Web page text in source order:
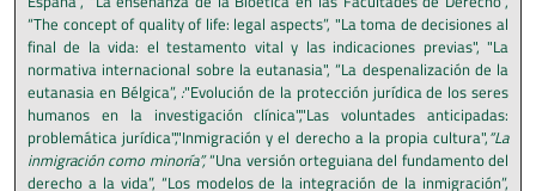
“The concept of quality of life: legal aspects”, "La toma de decisiones al
final de la vida: el testamento vital y las indicaciones previas", "La
normativa internacional sobre la eutanasia", “La despenalización de la
eutanasia en Bélgica”, :"Evolución de la protección jurídica de los seres
humanos en la investigación clínica","Las voluntades anticipadas:
problemática jurídica","Inmigración y el derecho a la propia cultura",“La
inmigración como minoría”,“Una versión orteguiana del fundamento del
derecho a la vida”, “Los modelos de la integración de la inmigración”,